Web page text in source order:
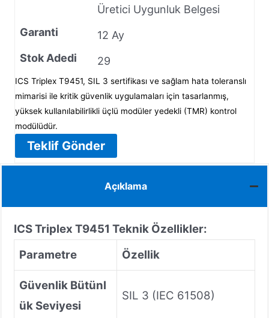
Üretici Uygunluk Belgesi
Garanti
12 Ay
Stok Adedi
29
ICS Triplex T9451, SIL 3 sertifikası ve sağlam hata toleranslı
mimarisi ile kritik güvenlik uygulamaları için tasarlanmış,
yüksek kullanılabilirlikli üçlü modüler yedekli (TMR) kontrol
modülüdür.
Teklif Gönder
Açıklama
ICS Triplex T9451 Teknik Özellikler:
Parametre
Özellik
Güvenlik Bütünl
ük Seviyesi
SIL 3 (IEC 61508)